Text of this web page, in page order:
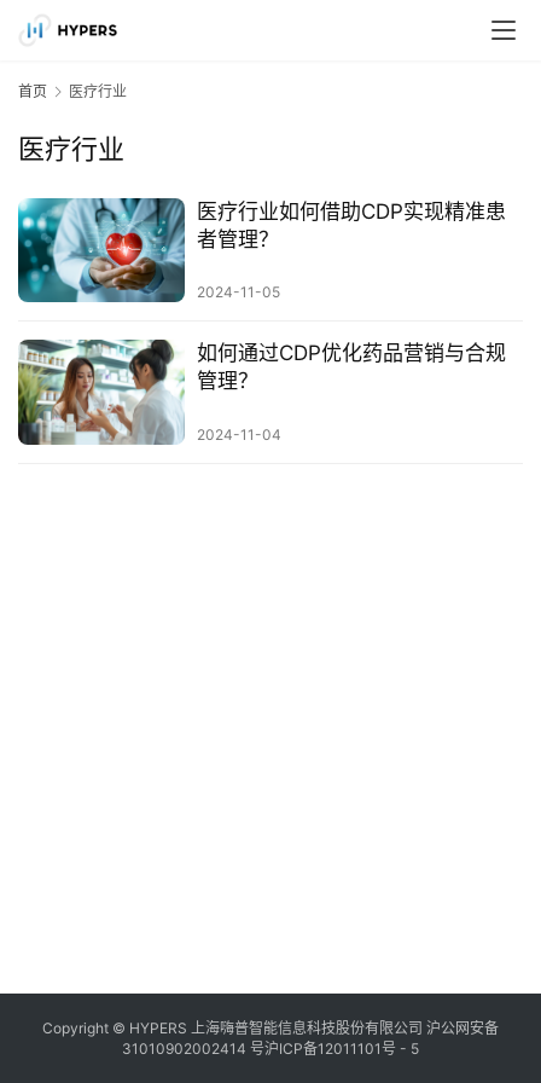
首页 医疗行业
医疗行业
医疗行业如何借助CDP实现精准患
者管理？
2024-11-05
如何通过CDP优化药品营销与合规
管理？
2024-11-04
Copyright © HYPERS 上海嗨普智能信息科技股份有限公司 沪公网安备
31010902002414 号沪ICP备12011101号 - 5